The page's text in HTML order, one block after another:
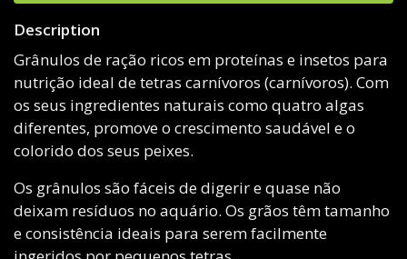
Description
Grânulos de ração ricos em proteínas e insetos para
nutrição ideal de tetras carnívoros (carnívoros). Com
os seus ingredientes naturais como quatro algas
diferentes, promove o crescimento saudável e o
colorido dos seus peixes.
Os grânulos são fáceis de digerir e quase não
deixam resíduos no aquário. Os grãos têm tamanho
e consistência ideais para serem facilmente